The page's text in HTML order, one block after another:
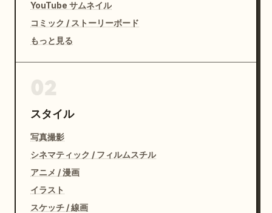
YouTube サムネイル
コミック / ストーリーボード
もっと見る
スタイル
写真撮影
シネマティック / フィルムスチル
アニメ / 漫画
イラスト
スケッチ / 線画